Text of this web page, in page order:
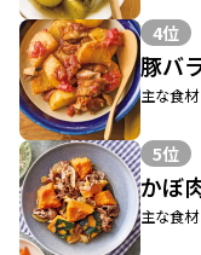
4位
豚バ
主な食
5位
かぼ
主な食